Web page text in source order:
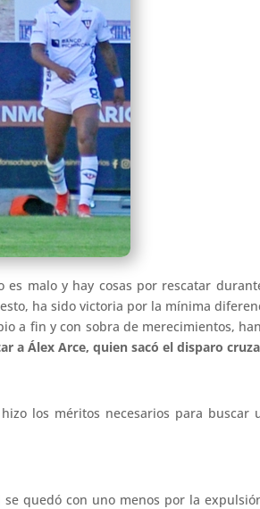
malo y hay cosas por rescatar
ha sido victoria por la mínima
a fin y con sobra de merecimientos,
a Álex Arce, quien sacó el disparo
los méritos necesarios para
quedó con uno menos por la